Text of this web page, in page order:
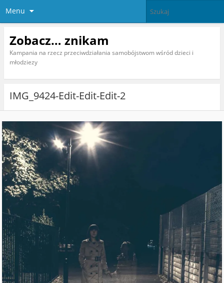
Menu
Zobacz… znikam
Kampania na rzecz przeciwdziałania samobójstwom wśród dzieci i
młodziezy
IMG_9424-Edit-Edit-Edit-2